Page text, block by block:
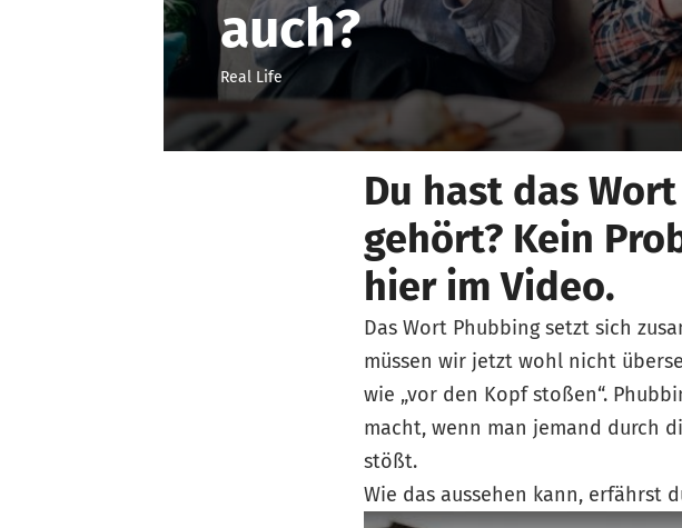
auch?
Real Life
Du hast das
gehört? Kein
hier im Video.
Das Wort Phubbing setzt sich
müssen wir jetzt wohl nicht
wie „vor den Kopf stoßen“.
macht, wenn man jemand durch
stößt.
Wie das aussehen kann, erfährst